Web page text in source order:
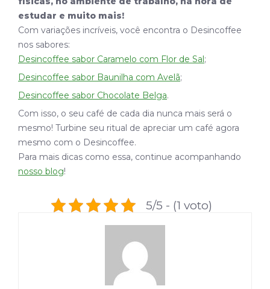
estudar e muito mais!
Com variações incríveis, você encontra o Desincoffee
nos sabores:
Desincoffee sabor Caramelo com Flor de Sal;
Desincoffee sabor Baunilha com Avelã;
Desincoffee sabor Chocolate Belga.
Com isso, o seu café de cada dia nunca mais será o
mesmo! Turbine seu ritual de apreciar um café agora
mesmo com o Desincoffee.
Para mais dicas como essa, continue acompanhando
nosso blog!
5/5 - (1 voto)